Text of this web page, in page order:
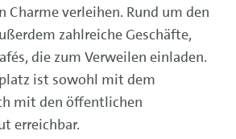
Charme verleihen. Rund um den
zahlreiche Geschäfte,
die zum Verweilen einladen.
ist sowohl mit dem
mit den öffentlichen
erreichbar.